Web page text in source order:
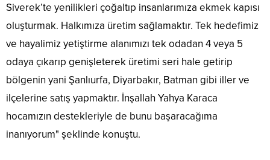
Siverek’te yenilikleri çoğaltıp insanlarımıza ekmek kapısı
oluşturmak. Halkımıza üretim sağlamaktır. Tek hedefimiz
ve hayalimiz yetiştirme alanımızı tek odadan 4 veya 5
odaya çıkarıp genişleterek üretimi seri hale getirip
bölgenin yani Şanlıurfa, Diyarbakır, Batman gibi iller ve
ilçelerine satış yapmaktır. İnşallah Yahya Karaca
hocamızın destekleriyle de bunu başaracağıma
inanıyorum" şeklinde konuştu.